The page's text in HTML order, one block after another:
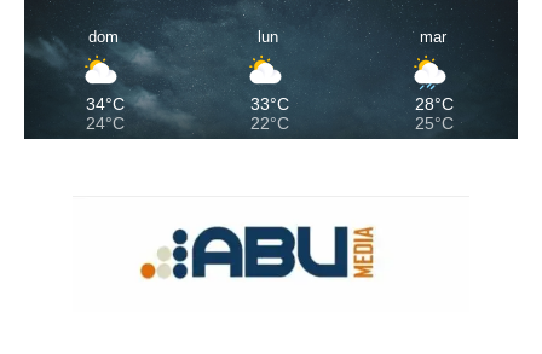
dom
34°C
24°C
lun
33°C
22°C
mar
28°C
25°C